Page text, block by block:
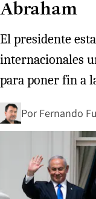
Abraham
El presidente
internacionales
para poner fin a
Por Fernando